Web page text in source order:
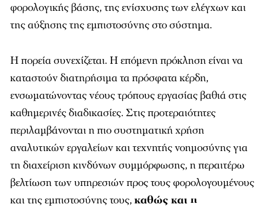
φορολογικής βάσης, της ενίσχυσης των ελέγχων και
της αύξησης της εμπιστοσύνης στο σύστημα.
Η πορεία συνεχίζεται. Η επόμενη πρόκληση είναι να
καταστούν διατηρήσιμα τα πρόσφατα κέρδη,
ενσωματώνοντας νέους τρόπους εργασίας βαθιά στις
καθημερινές διαδικασίες. Στις προτεραιότητες
περιλαμβάνονται η πιο συστηματική χρήση
αναλυτικών εργαλείων και τεχνητής νοημοσύνης για
τη διαχείριση κινδύνων συμμόρφωσης, η περαιτέρω
βελτίωση των υπηρεσιών προς τους φορολογουμένους
και της εμπιστοσύνης τους, καθώς και η